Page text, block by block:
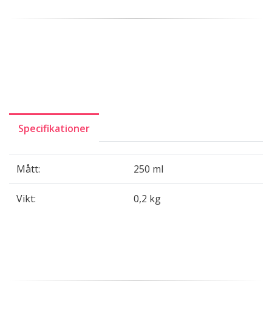
Specifikationer
Mått: 250 ml
Vikt: 0,2 kg